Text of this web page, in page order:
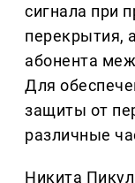
сигнала при
перекрытия,
абонента
Для
защиты от
различные
Никита